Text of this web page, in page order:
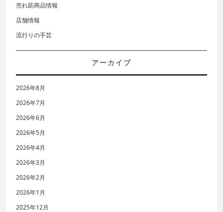
売れ筋商品情報
店舗情報
流行りの手芸
アーカイブ
2026年8月
2026年7月
2026年6月
2026年5月
2026年4月
2026年3月
2026年2月
2026年1月
2025年12月